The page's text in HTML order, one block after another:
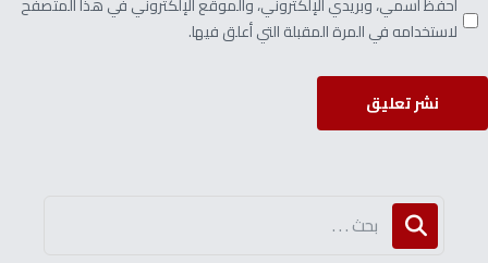
لاستخدامه في المرة المقبلة التي أعلق فيها.
نشر تعليق